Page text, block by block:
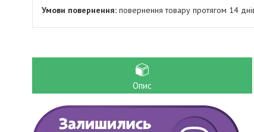
повернення товару протягом 14
Опис